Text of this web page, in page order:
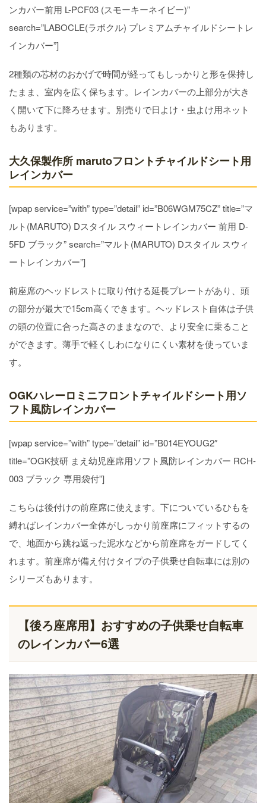
ンカバー前用 L-PCF03 (スモーキーネイビー)”
search=”LABOCLE(ラボクル) プレミアムチャイルドシートレ
インカバー”]
2種類の芯材のおかげで時間が経ってもしっかりと形を保持し
たまま、室内を広く保ちます。レインカバーの上部分が大き
く開いて下に降ろせます。別売りで日よけ・虫よけ用ネット
もあります。
大久保製作所 marutoフロントチャイルドシート用
レインカバー
[wpap service=”with” type=”detail” id=”B06WGM75CZ” title=”マ
ルト(MARUTO) Dスタイル スウィートレインカバー 前用 D-
5FD ブラック” search=”マルト(MARUTO) Dスタイル スウィ
ートレインカバー”]
前座席のヘッドレストに取り付ける延長プレートがあり、頭
の部分が最大で15cm高くできます。ヘッドレスト自体は子供
の頭の位置に合った高さのままなので、より安全に乗ること
ができます。薄手で軽くしわになりにくい素材を使っていま
す。
OGKハレーロミニフロントチャイルドシート用ソ
フト風防レインカバー
[wpap service=”with” type=”detail” id=”B014EYOUG2″
title=”OGK技研 まえ幼児座席用ソフト風防レインカバー RCH-
003 ブラック 専用袋付”]
こちらは後付けの前座席に使えます。下についているひもを
縛ればレインカバー全体がしっかり前座席にフィットするの
で、地面から跳ね返った泥水などから前座席をガードしてく
れます。前座席が備え付けタイプの子供乗せ自転車には別の
シリーズもあります。
【後ろ座席用】おすすめの子供乗せ自転車
のレインカバー6選